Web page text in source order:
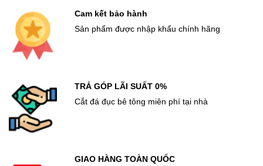
Cam kết bảo hành
Sản phẩm được nhập khẩu chính hãng
TRẢ GÓP LÃI SUẤT 0%
Cắt đá đục bê tông miên phí tại nhà
GIAO HÀNG TOÀN QUỐC